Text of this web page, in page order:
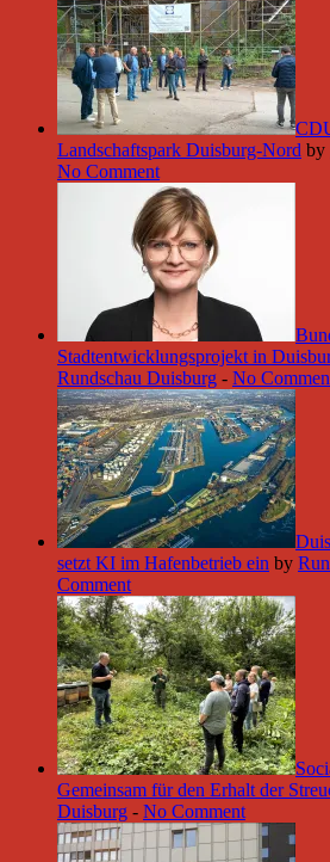
Landschaftspark Duisburg-Nord by
No Comment
Stadtentwicklungsprojekt in
Rundschau Duisburg - No
setzt KI im Hafenbetrieb ein by
Comment
Gemeinsam für den Erhalt der
Duisburg - No Comment